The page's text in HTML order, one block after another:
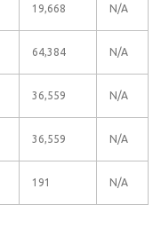
19,668 N/A
64,384 N/A
36,559 N/A
36,559 N/A
191 N/A